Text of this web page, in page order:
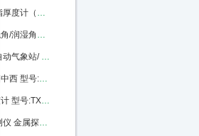
:M380980库号：M380980
JC2000C库号：M396355
PH库号：M399159
库号：M405910
02库号：M405913
RD312库号：M2506